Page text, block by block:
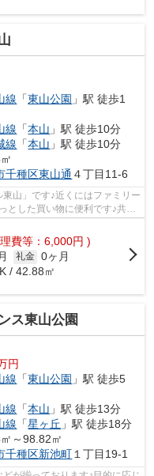
線 「東山公園 」駅 徒歩1
線 「本山 」駅 徒歩10分
線 「本山 」駅 徒歩10分
千種区東山通 ４丁目11-6
山」です♪近くにはファミリー
とした買い物に便利です♪共用
費等：6,000円 )
礼金 0ヶ月
/ 42.88㎡
ス東山公園
円
線 「東山公園 」駅 徒歩5
線 「本山 」駅 徒歩13分
線 「星ヶ丘 」駅 徒歩18分
～98.82㎡
千種区新池町 １丁目19-1